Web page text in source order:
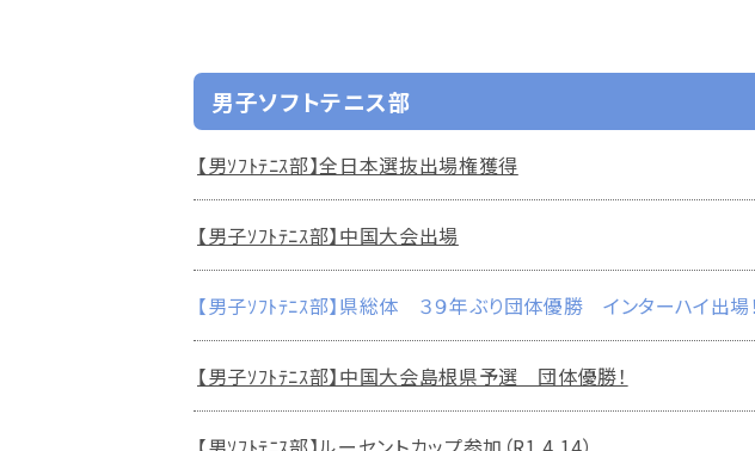
男子ソフトテニス部
【男ｿﾌﾄﾃﾆｽ部】全日本選抜出場権獲得
【男子ｿﾌﾄﾃﾆｽ部】中国大会出場
【男子ｿﾌﾄﾃﾆｽ部】県総体 ３９年ぶり団体優勝 インターハイ出場！
【男子ｿﾌﾄﾃﾆｽ部】中国大会島根県予選 団体優勝！